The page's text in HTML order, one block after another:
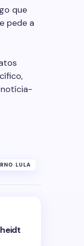
que
pede a
notícia-
LULA